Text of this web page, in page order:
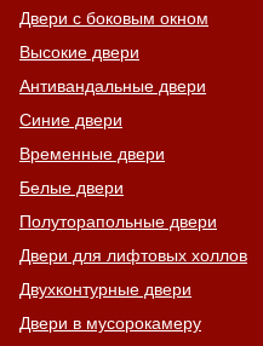
Двери с боковым окном
Высокие двери
Антивандальные двери
Синие двери
Временные двери
Белые двери
Полуторапольные двери
Двери для лифтовых холлов
Двухконтурные двери
Двери в мусорокамеру